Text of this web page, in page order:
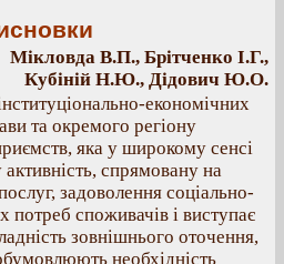
Мікловда В.П., Брітченко І.Г.,
Кубіній Н.Ю., Дідович Ю.О.
економічних
та окремого регіону
яка у широкому сенсі
спрямовану на
задоволення соціально-
потреб споживачів і виступає
зовнішнього оточення,
необхідність